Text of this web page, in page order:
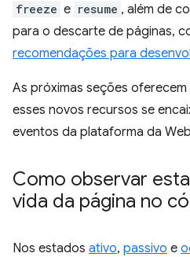
freeze e resume , além de
para o descarte de páginas,
recomendações para
As próximas seções
esses novos recursos se
eventos da plataforma da
Como observar
vida da página no
Nos estados ativo, passivo e